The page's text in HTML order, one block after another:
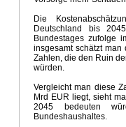
Klimakrieger
Traum Energiewende
Kalte
Wintervorhersage
Ergebnis
Klimabedrohung CO2
Anti Atomrepublik
in Australien
2010 Wärmstes
Energiekonzept der
Die
Deutschland bis
Bundestages zufolge
insgesamt schätzt
Zahlen, die den Ruin
würden.
Vergleicht man diese
Mrd EUR liegt, sieht
2045 bedeuten
Bundeshaushaltes.